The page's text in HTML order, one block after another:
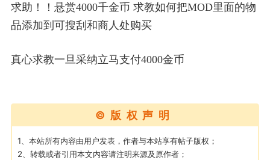
MOD下载 攻略教程 联机招募
求助！！悬赏4000千金币 求教如何把MOD里面的物
品添加到可搜刮和商人处购买
真心求教一旦采纳立马支付4000金币
©版权声明
1、本站所有内容由用户发表，作者与本站享有帖子版权；
2、转载或者引用本文内容请注明来源及原作者；